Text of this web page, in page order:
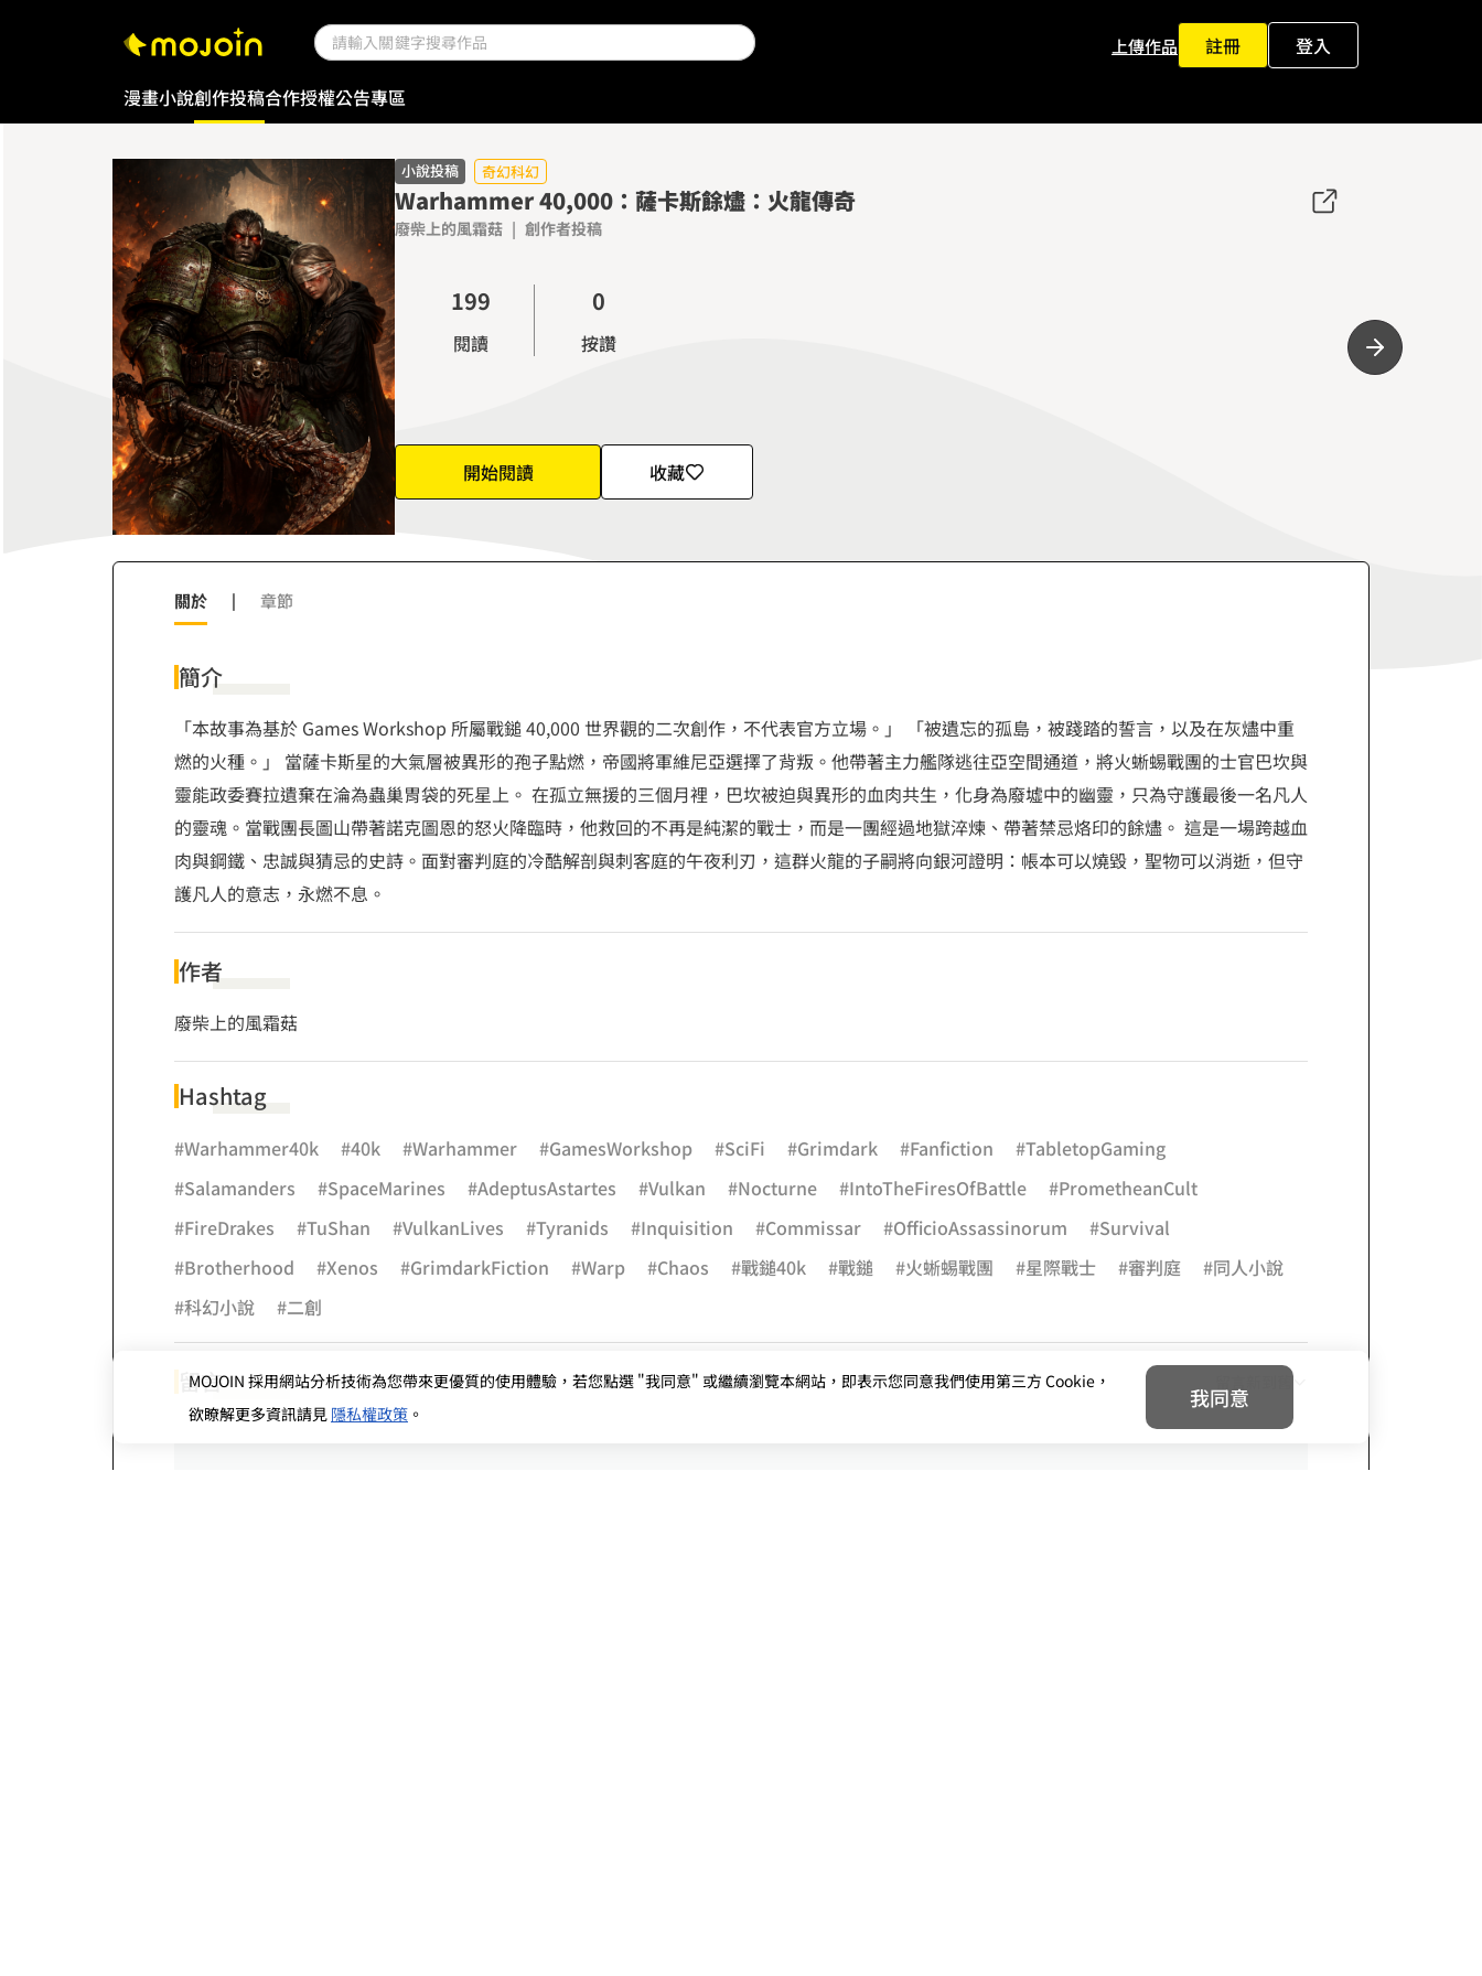
上傳作品 註冊
登入
漫畫小說創作投稿合作授權公告專區
小說投稿 奇幻科幻
Warhammer 40,000：薩卡斯餘燼：火龍傳奇
廢柴上的風霜菇 | 創作者投稿
1
2
7
9
1
2
5
6
7
9
1
2
5
6
7
9
閱讀
0
1
6
8
按讚
開始閱讀 收藏
關於 | 章節
簡介
「本故事為基於 Games Workshop 所屬戰鎚 40,000 世界觀的二次創作，不代表官方立場。」 「被遺忘的孤島，被踐踏的誓言，以及在灰燼中重
燃的火種。」 當薩卡斯星的大氣層被異形的孢子點燃，帝國將軍維尼亞選擇了背叛。他帶著主力艦隊逃往亞空間通道，將火蜥蜴戰團的士官巴坎與
靈能政委賽拉遺棄在淪為蟲巢胃袋的死星上。 在孤立無援的三個月裡，巴坎被迫與異形的血肉共生，化身為廢墟中的幽靈，只為守護最後一名凡人
的靈魂。當戰團長圖山帶著諾克圖恩的怒火降臨時，他救回的不再是純潔的戰士，而是一團經過地獄淬煉、帶著禁忌烙印的餘燼。 這是一場跨越血
肉與鋼鐵、忠誠與猜忌的史詩。面對審判庭的冷酷解剖與刺客庭的午夜利刃，這群火龍的子嗣將向銀河證明：帳本可以燒毀，聖物可以消逝，但守
護凡人的意志，永燃不息。
作者
廢柴上的風霜菇
Hashtag
#Warhammer40k #40k #Warhammer #GamesWorkshop #SciFi #Grimdark #Fanfiction
#TabletopGaming
#Salamanders
#SpaceMarines #AdeptusAstartes #Vulkan #Nocturne #IntoTheFiresOfBattle
#PrometheanCult
#FireDrakes
#TuShan #VulkanLives #Tyranids #Inquisition #Commissar #OfficioAssassinorum
#Survival
#Brotherhood
#Xenos #GrimdarkFiction #Warp #Chaos #戰鎚40k #戰鎚 #火蜥蜴戰團 #星際戰士 #審判庭
#同人小說
#科幻小說
#二創
留言
MOJOIN 採用網站分析技術為您帶來更優質的使用體驗，若您點選 "我同意" 或繼續瀏覽本網站，即表示您同意我們使用第三方 Cookie，
欲瞭解更多資訊請見 隱私權政策 。
我同意